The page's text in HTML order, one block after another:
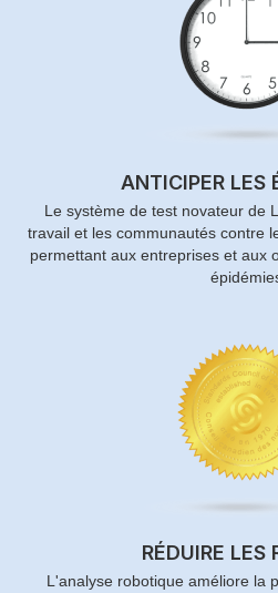
ANTICIPER LES
Le système de test novateur de
travail et les communautés contre
permettant aux entreprises et aux
RÉDUIRE LES
L'analyse robotique améliore la